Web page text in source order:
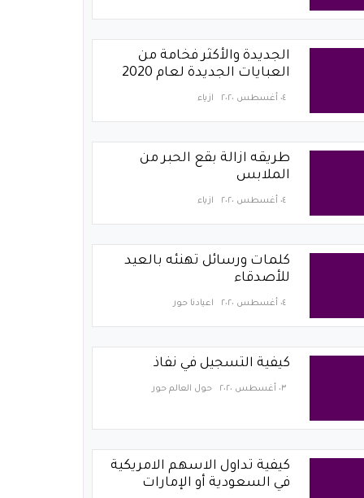
الجديدة والأكثر فخامة من
العبايات الجديدة لعام 2020
٠٤ أغسطس ٢٠٢٠ ازياء
طريقه ازالة بقع الحبر من
الملابس
٠٤ أغسطس ٢٠٢٠ ازياء
كلمات ورسائل تهنئه بالعيد
للأصدقاء
٠٤ أغسطس ٢٠٢٠ اعيادنا حور
٠٣ أغسطس ٢٠٢٠ حول العالم حور
كيفية تداول الاسهم الامريكية
في السعودية أو الإمارات